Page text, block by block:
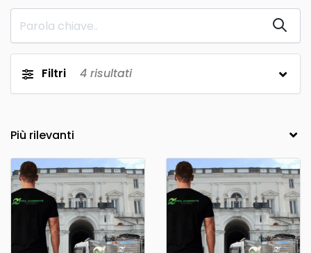
Filtri 4 risultati